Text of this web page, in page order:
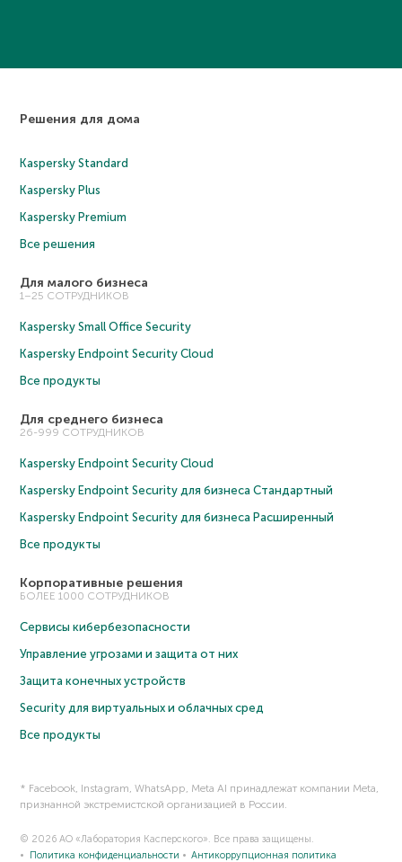
Решения для дома
Kaspersky Standard
Kaspersky Plus
Kaspersky Premium
Все решения
Для малого бизнеса
1–25 СОТРУДНИКОВ
Kaspersky Small Office Security
Kaspersky Endpoint Security Cloud
Все продукты
Для среднего бизнеса
26-999 СОТРУДНИКОВ
Kaspersky Endpoint Security Cloud
Kaspersky Endpoint Security для бизнеса Cтандартный
Kaspersky Endpoint Security для бизнеса Расширенный
Все продукты
Корпоративные решения
БОЛЕЕ 1000 СОТРУДНИКОВ
Сервисы кибербезопасности
Управление угрозами и защита от них
Защита конечных устройств
Security для виртуальных и облачных сред
Все продукты
* Facebook, Instagram, WhatsApp, Meta AI принадлежат компании Meta,
признанной экстремистской организацией в России.
© 2026 АО «Лаборатория Касперского». Все права защищены.
Политика конфиденциальности
Антикоррупционная политика